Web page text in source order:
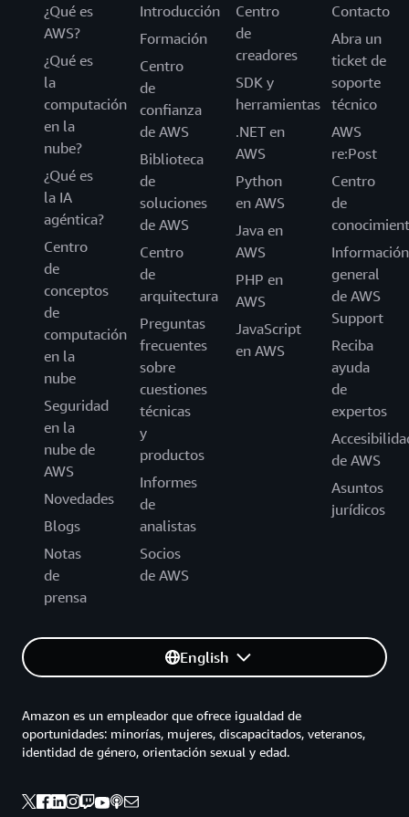
¿Qué es
AWS?
¿Qué es
la
computación
en la
nube?
¿Qué es
la IA
agéntica?
Centro
de
conceptos
de
computación
en la
nube
Seguridad
en la
nube de
AWS
Novedades
Blogs
Notas
de
prensa
Introducción
Formación
Centro
de
confianza
de AWS
Biblioteca
de
soluciones
de AWS
Centro
de
arquitectura
Preguntas
frecuentes
sobre
cuestiones
técnicas
y
productos
Informes
de
analistas
Socios
de AWS
Centro
de
creadores
SDK y
herramientas
.NET en
AWS
Python
en AWS
Java en
AWS
PHP en
AWS
JavaScript
en AWS
Contacto
Abra un
ticket de
soporte
técnico
AWS
re:Post
Centro
de
Información
general
de AWS
Support
Reciba
ayuda
de
expertos
de AWS
Asuntos
jurídicos
English
Amazon es un empleador que ofrece igualdad de
oportunidades: minorías, mujeres, discapacitados, veteranos,
identidad de género, orientación sexual y edad.